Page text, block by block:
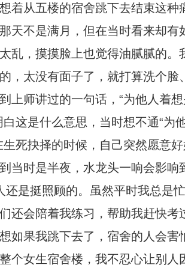
着从五楼的宿舍跳下去结束这种
天不是满月，但在当时看来却有
乱，摸摸脸上也觉得油腻腻的。
，太没有面子了，就打算洗个脸
上师讲过的一句话，“为他人着
这是什么意思，当时想不通“为
死抉择的时候，自己突然愿意
当时是半夜，水龙头一响会影响
是挺照顾的。虽然平时我总是
还会陪着我练习，帮助我赶快考
如果我跳下去了，宿舍的人会害
个女生宿舍楼，我不忍心让别人